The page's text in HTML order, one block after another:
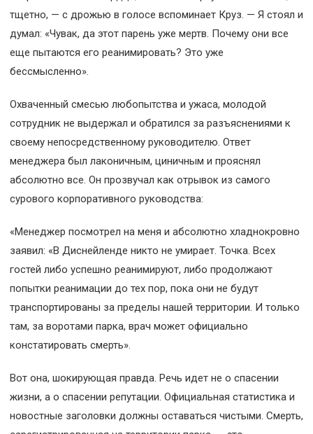
тщетно, — с дрожью в голосе вспоминает Круз. — Я стоял и
думал: «Чувак, да этот парень уже мертв. Почему они все
еще пытаются его реанимировать? Это уже
бессмысленно».
Охваченный смесью любопытства и ужаса, молодой
сотрудник не выдержал и обратился за разъяснениями к
своему непосредственному руководителю. Ответ
менеджера был лаконичным, циничным и прояснял
абсолютно все. Он прозвучал как отрывок из самого
сурового корпоративного руководства:
«Менеджер посмотрел на меня и абсолютно хладнокровно
заявил: «В Диснейленде никто не умирает. Точка. Всех
гостей либо успешно реанимируют, либо продолжают
попытки реанимации до тех пор, пока они не будут
транспортированы за пределы нашей территории. И только
там, за воротами парка, врач может официально
констатировать смерть».
Вот она, шокирующая правда. Речь идет не о спасении
жизни, а о спасении репутации. Официальная статистика и
новостные заголовки должны оставаться чистыми. Смерть,